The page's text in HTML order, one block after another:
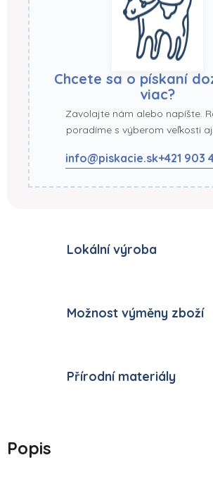
Chcete sa o pískaní
viac?
Zavolajte nám alebo napíšte.
poradíme s výberom veľkosti
info@piskacie.sk+421 903
Lokální výroba
Možnost výměny zboží
Přírodní materiály
Popis